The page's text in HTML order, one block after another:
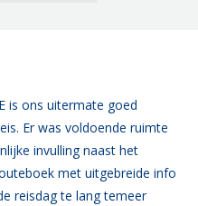
is ons uitermate goed
Er was voldoende ruimte
invulling naast het
met uitgebreide info
reisdag te lang temeer